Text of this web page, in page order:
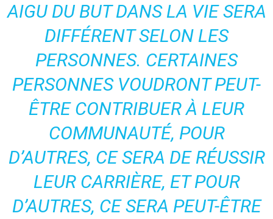
AIGU DU BUT DANS LA VIE SERA
DIFFÉRENT SELON LES
PERSONNES. CERTAINES
PERSONNES VOUDRONT PEUT-
ÊTRE CONTRIBUER À LEUR
COMMUNAUTÉ, POUR
D’AUTRES, CE SERA DE RÉUSSIR
LEUR CARRIÈRE, ET POUR
D’AUTRES, CE SERA PEUT-ÊTRE